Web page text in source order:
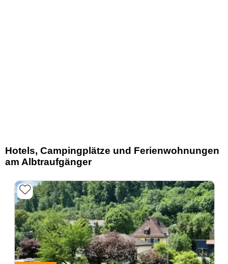
Hotels, Campingplätze und Ferienwohnungen
am Albtraufgänger